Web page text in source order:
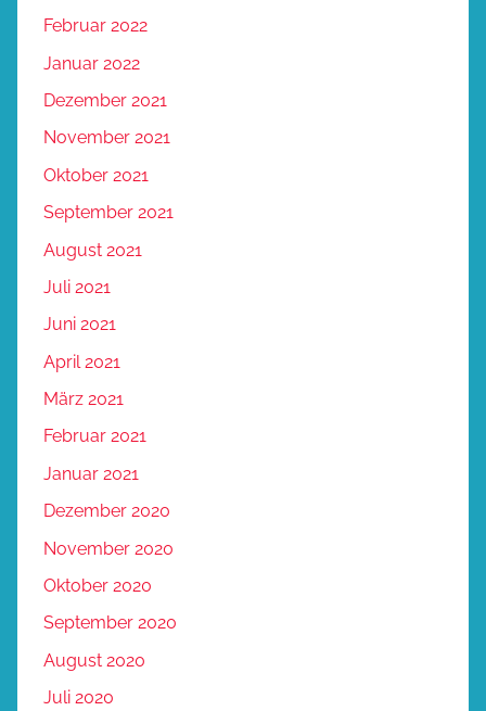
Februar 2022
Januar 2022
Dezember 2021
November 2021
Oktober 2021
September 2021
August 2021
Juli 2021
Juni 2021
April 2021
März 2021
Februar 2021
Januar 2021
Dezember 2020
November 2020
Oktober 2020
September 2020
August 2020
Juli 2020